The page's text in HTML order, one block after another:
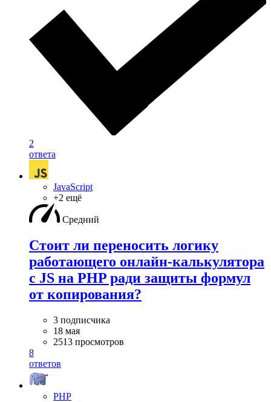
2
ответа
JavaScript
+2 ещё
Средний
Стоит ли переносить логику
работающего онлайн-калькулятора
с JS на PHP ради защиты формул
от копирования?
3 подписчика
18 мая
2513 просмотров
8
ответов
PHP